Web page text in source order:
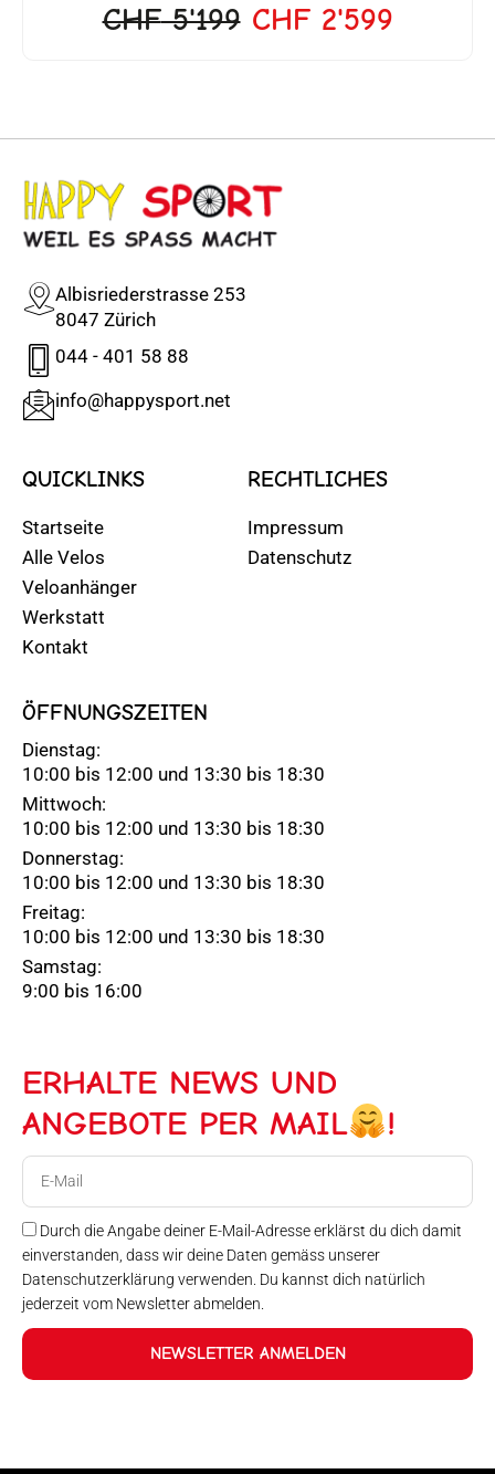
CHF5'199 CHF2'599
Albisriederstrasse 253
8047 Zürich
044 - 401 58 88
info@happysport.net
QUICKLINKS
Startseite
Alle Velos
Veloanhänger
Werkstatt
Kontakt
RECHTLICHES
Impressum
Datenschutz
ÖFFNUNGSZEITEN
Dienstag:
10:00 bis 12:00 und 13:30 bis 18:30
Mittwoch:
10:00 bis 12:00 und 13:30 bis 18:30
Donnerstag:
10:00 bis 12:00 und 13:30 bis 18:30
Freitag:
10:00 bis 12:00 und 13:30 bis 18:30
Samstag:
9:00 bis 16:00
ERHALTE NEWS UND
ANGEBOTE PER MAIL
!
Durch die Angabe deiner E-Mail-Adresse erklärst du dich damit
einverstanden, dass wir deine Daten gemäss unserer
Datenschutzerklärung verwenden. Du kannst dich natürlich
jederzeit vom Newsletter abmelden.
NEWSLETTER ANMELDEN